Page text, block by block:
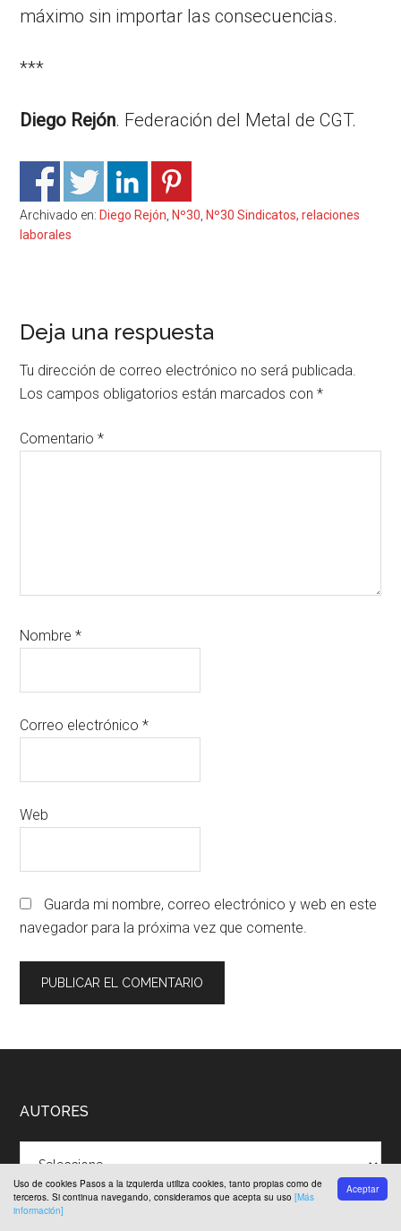
Aceptar
Uso de cookies Pasos a la izquierda utiliza cookies, tanto propias como de
terceros. Si continua navegando, consideramos que acepta su uso [Más
información]
máximo sin importar las consecuencias.
***
Diego Rejón. Federación del Metal de CGT.
Archivado en: Diego Rejón, Nº30, Nº30 Sindicatos, relaciones
laborales
Interacciones
del
lector
Deja una respuesta
Tu dirección de correo electrónico no será publicada.
Los campos obligatorios están marcados con*
Comentario*
Nombre*
Correo electrónico*
Web
Guarda mi nombre, correo electrónico y web en este
navegador para la próxima vez que comente.
Footer
AUTORES